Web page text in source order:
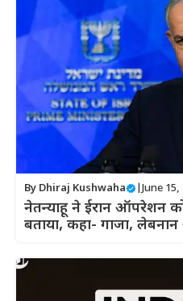
By Dhiraj Kushwaha June 15,
नेतन्याहू ने ईरान ऑपरेशन
बताया, कहा- गाजा,